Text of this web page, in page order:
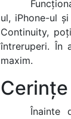
ul, iPhone-ul
Continuity,
întreruperi. În
maxim.
Înainte